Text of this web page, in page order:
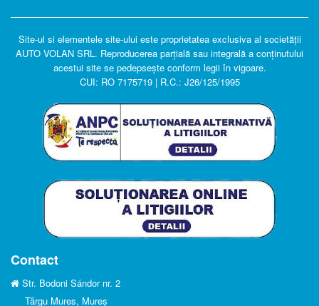
Site-ul si elementele site-ului este proprietatea exclusiva al societății
AUTO VOLAN SRL. Reproducerea parțială sau integrală a conținutului
acestui site se pedepsește conform legii în vigoare.
CUI: RO 7175719 | R.C.: J26/125/1995
Contact
Str. Bodoni Sándor nr. 2
Târgu Mures, Mureș